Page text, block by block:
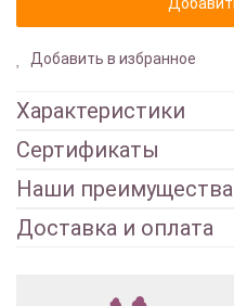
Добавить в избранное
Характеристики
Сертификаты
Наши преимущества
Доставка и оплата